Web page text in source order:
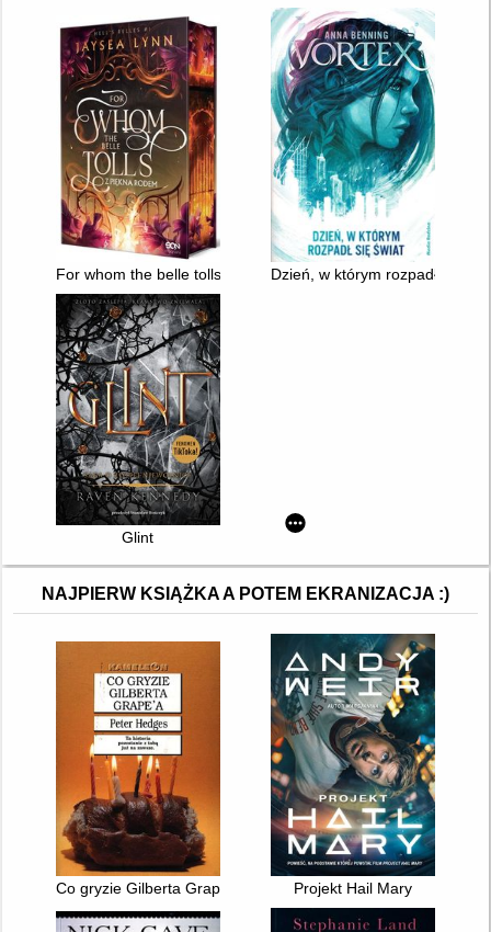
For whom the belle tolls : z piękna rodemDzień, w którym rozpadł się
Glint
NAJPIERW KSIĄŻKA A POTEM EKRANIZACJA :)
Co gryzie Gilberta Grape'a Projekt Hail Mary